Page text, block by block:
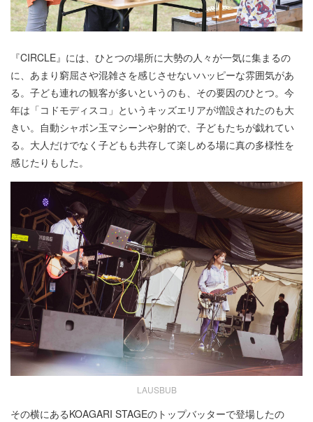
『CIRCLE』には、ひとつの場所に大勢の人々が一気に集まるの
に、あまり窮屈さや混雑さを感じさせないハッピーな雰囲気があ
る。子ども連れの観客が多いというのも、その要因のひとつ。今
年は「コドモディスコ」というキッズエリアが増設されたのも大
きい。自動シャボン玉マシーンや射的で、子どもたちが戯れてい
る。大人だけでなく子どもも共存して楽しめる場に真の多様性を
感じたりもした。
LAUSBUB
その横にあるKOAGARI STAGEのトップバッターで登場したの